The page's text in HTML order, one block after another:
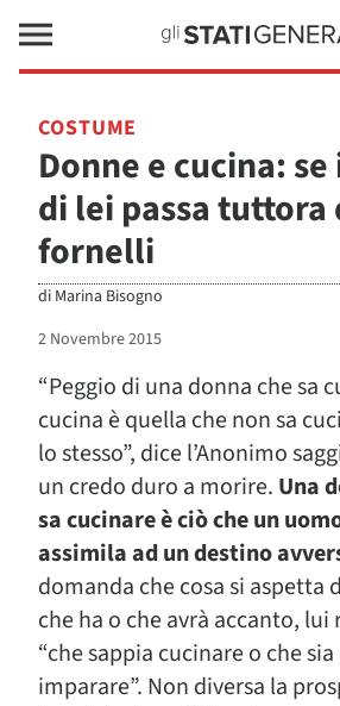
COSTUME
Donne e cucina:
di lei passa tuttora
fornelli
di Marina Bisogno
2 Novembre 2015
“Peggio di una donna che sa
cucina è quella che non sa
lo stesso”, dice l’Anonimo
un credo duro a morire. Una
sa cucinare è ciò che un
assimila ad un destino
domanda che cosa si aspetta
che ha o che avrà accanto, lui
“che sappia cucinare o che
imparare”. Non diversa la